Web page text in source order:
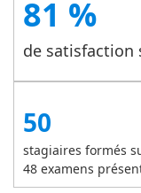
81 %
de satisfaction
50
stagiaires formés
48 examens